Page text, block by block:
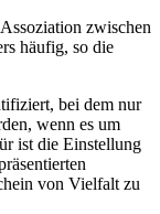
zwischen
häufig, so die
bei dem nur
wenn es um
ist die Einstellung
von Vielfalt zu